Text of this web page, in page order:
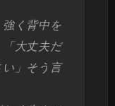
く背中を
大丈夫だ
」そう言